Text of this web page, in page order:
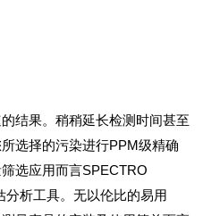
结果。稍稍延长检测时间甚至
选择的污染进行PPM级精确
选应用而言SPECTRO
析工具。无以伦比的易用